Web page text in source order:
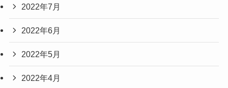
2022年7月
2022年6月
2022年5月
2022年4月